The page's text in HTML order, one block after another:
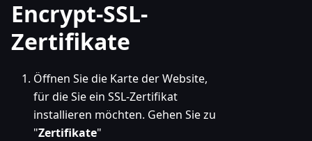
Encrypt-SSL-
Zertifikate
Öffnen Sie die Karte der Website,
für die Sie ein SSL-Zertifikat
installieren möchten. Gehen Sie zu
"Zertifikate"